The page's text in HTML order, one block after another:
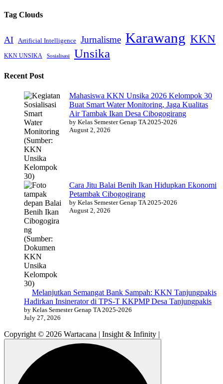
Tag Clouds
AI Artificial Intelligence Jurnalisme Karawang KKN
KKN UNSIKA Sosialisasi Unsika
Recent Post
Mahasiswa KKN Unsika 2026 Kelompok 30
Buat Smart Water Monitoring, Jaga Kualitas
Air Tambak Ikan Desa Cibogogirang
by Kelas Semester Genap TA 2025-2026
August 2, 2026
Cara Jitu Balai Benih Ikan Hidupkan Ekonomi
Petambak Cibogogirang
by Kelas Semester Genap TA 2025-2026
August 2, 2026
Melanjutkan Semangat Bank Sampah: KKN Tanjungpakis
Hadirkan Insinerator di TPS-T KKPMP Desa Tanjungpakis
by Kelas Semester Genap TA 2025-2026
July 27, 2026
Copyright © 2026 Wartacana | Insight & Infinity |